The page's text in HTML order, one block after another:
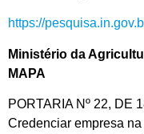
https://
Ministério da
MAPA
PORTARIA Nº 22, DE
Credenciar empresa